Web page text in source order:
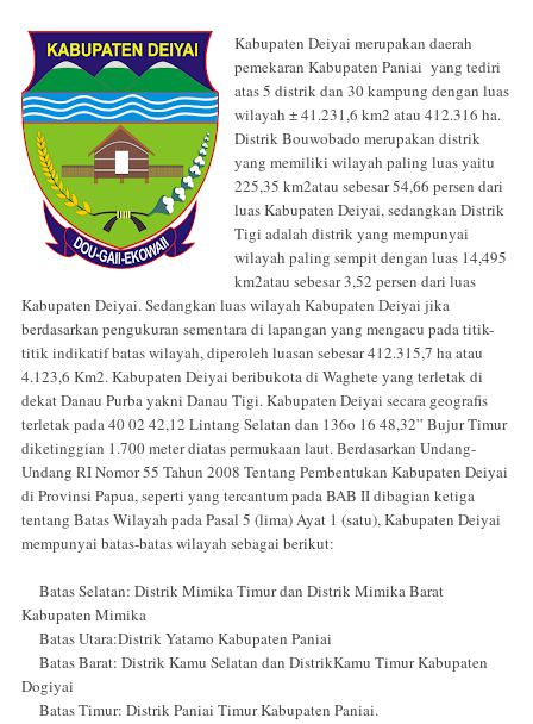
Kabupaten Deiyai merupakan daerah
pemekaran Kabupaten Paniai yang tediri
atas 5 distrik dan 30 kampung dengan luas
wilayah ± 41.231,6 km2 atau 412.316 ha.
Distrik Bouwobado merupakan distrik
yang memiliki wilayah paling luas yaitu
225,35 km2atau sebesar 54,66 persen dari
luas Kabupaten Deiyai, sedangkan Distrik
Tigi adalah distrik yang mempunyai
wilayah paling sempit dengan luas 14,495
km2atau sebesar 3,52 persen dari luas
Kabupaten Deiyai. Sedangkan luas wilayah Kabupaten Deiyai jika
berdasarkan pengukuran sementara di lapangan yang mengacu pada titik-
titik indikatif batas wilayah, diperoleh luasan sebesar 412.315,7 ha atau
4.123,6 Km2. Kabupaten Deiyai beribukota di Waghete yang terletak di
dekat Danau Purba yakni Danau Tigi. Kabupaten Deiyai secara geografis
terletak pada 40 02 42,12 Lintang Selatan dan 136o 16 48,32” Bujur Timur
diketinggian 1.700 meter diatas permukaan laut. Berdasarkan Undang-
Undang RI Nomor 55 Tahun 2008 Tentang Pembentukan Kabupaten Deiyai
di Provinsi Papua, seperti yang tercantum pada BAB II dibagian ketiga
tentang Batas Wilayah pada Pasal 5 (lima) Ayat 1 (satu), Kabupaten Deiyai
mempunyai batas-batas wilayah sebagai berikut:
Batas Selatan: Distrik Mimika Timur dan Distrik Mimika Barat
Kabupaten Mimika
Batas Utara:Distrik Yatamo Kabupaten Paniai
Batas Barat: Distrik Kamu Selatan dan DistrikKamu Timur Kabupaten
Dogiyai
Batas Timur: Distrik Paniai Timur Kabupaten Paniai.